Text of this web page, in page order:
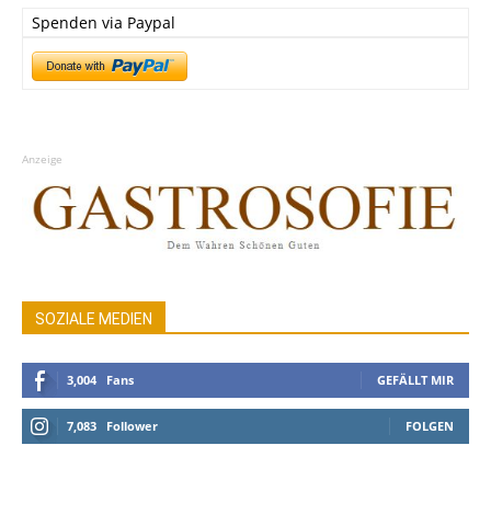
Spenden via Paypal
Anzeige
SOZIALE MEDIEN
3,004 Fans GEFÄLLT MIR
7,083 Follower FOLGEN